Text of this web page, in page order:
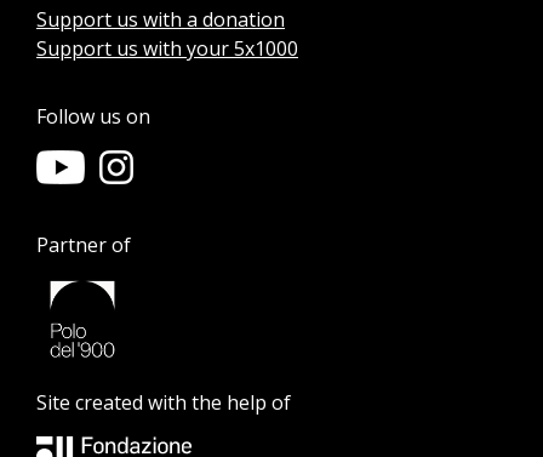
Support us with a donation
Support us with your 5x1000
Follow us on
Partner of
Site created with the help of